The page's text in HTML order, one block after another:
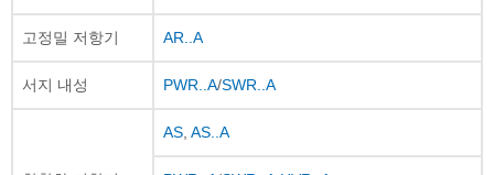
고정밀 저항기 AR..A
서지 내성 PWR..A/SWR..A
AS AS..A